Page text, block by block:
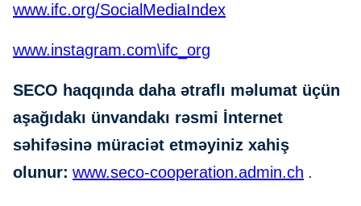
www.ifc.org/SocialMediaIndex
www.instagram.com\ifc_org
SECO haqqında daha ətraflı məlumat üçün
aşağıdakı ünvandakı rəsmi İnternet
səhifəsinə müraciət etməyiniz xahiş
olunur: www.seco-cooperation.admin.ch .